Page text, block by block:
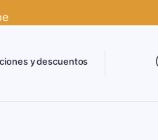
y descuentos